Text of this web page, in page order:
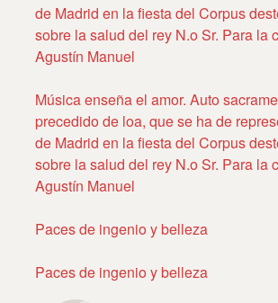
de Madrid en la fiesta del Corpus
sobre la salud del rey N.o Sr. Para la
Agustín Manuel
Música enseña el amor. Auto
precedido de loa, que se ha de
de Madrid en la fiesta del Corpus
sobre la salud del rey N.o Sr. Para la
Agustín Manuel
Paces de ingenio y belleza
Paces de ingenio y belleza